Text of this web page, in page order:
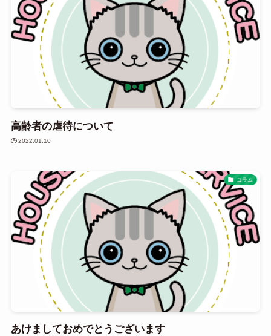
高齢者の虐待について
2022.01.10
コラム
あけましておめでとうございます